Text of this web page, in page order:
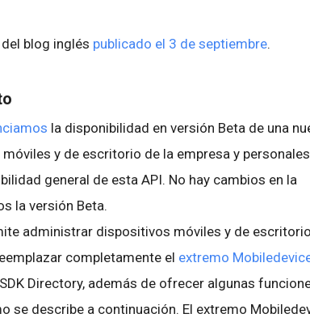
blog inglés publicado el 3 de septiembre.
la disponibilidad en versión Beta de una
y de escritorio de la empresa y
general de esta API. No hay cambios en la
la versión Beta.
administrar dispositivos móviles y de
completamente el extremo
Directory, además de ofrecer algunas
se describe a continuación. El extremo